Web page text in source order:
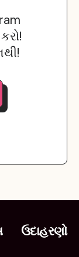
ઉદાહરણો